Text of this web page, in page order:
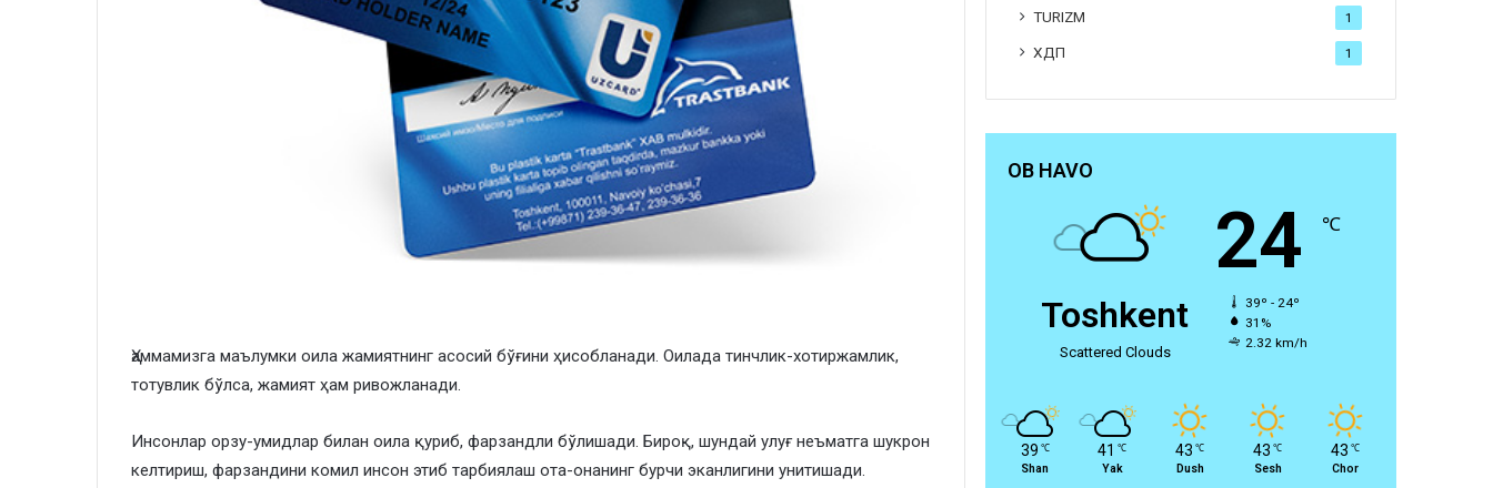
Ҳаммамизга маълумки оила жамиятнинг асосий бўғини ҳисобланади. Оилада тинчлик-хотиржамлик,
тотувлик бўлса, жамият ҳам ривожланади.
Инсонлар орзу-умидлар билан оила қуриб, фарзандли бўлишади. Бироқ, шундай улуғ неъматга шукрон
келтириш, фарзандини комил инсон этиб тарбиялаш ота-онанинг бурчи эканлигини унитишади.
TURIZM 1
ХДП 1
OB HAVO
Toshkent
Scattered Clouds
24 ℃
39º - 24º
31%
2.32 km/h
39 ℃
Shan
41 ℃
Yak
43 ℃
Dush
43 ℃
Sesh
43 ℃
Chor